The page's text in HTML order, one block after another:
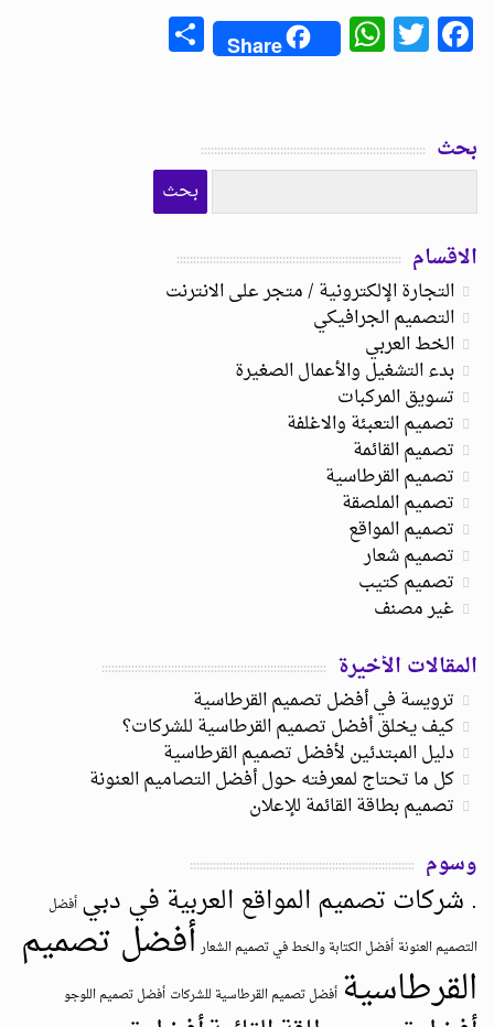
Facebook
Twitter
WhatsApp
Share
بحث
الاقسام
التجارة الإلكترونية / متجر على الانترنت
التصميم الجرافيكي
الخط العربي
بدء التشغيل والأعمال الصغيرة
تسويق المركبات
تصميم التعبئة والاغلفة
تصميم القائمة
تصميم القرطاسية
تصميم الملصقة
تصميم المواقع
تصميم شعار
تصميم كتيب
غير مصنف
المقالات الأخيرة
ترويسة في أفضل تصميم القرطاسية
كيف يخلق أفضل تصميم القرطاسية للشركات؟
دليل المبتدئين لأفضل تصميم القرطاسية
كل ما تحتاج لمعرفته حول أفضل التصاميم العنونة
تصميم بطاقة القائمة للإعلان
وسوم
. شركات تصميم المواقع العربية في دبي أفضل
التصميم العنونة أفضل الكتابة والخط في تصميم الشعار أفضل تصميم
القرطاسية أفضل تصميم القرطاسية للشركات أفضل تصميم اللوجو